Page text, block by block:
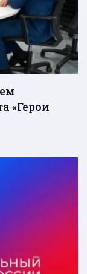
«Герои